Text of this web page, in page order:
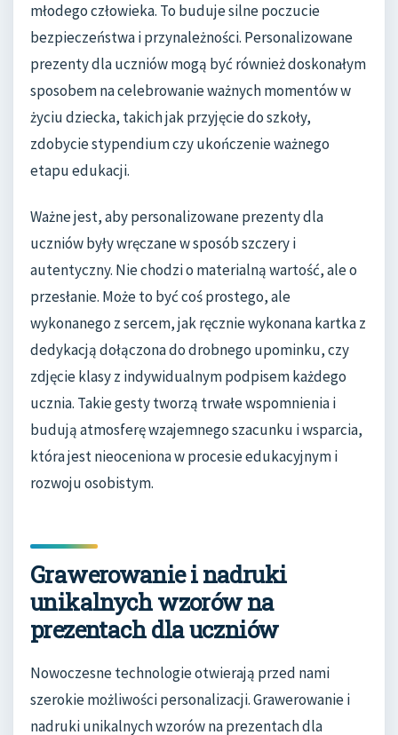
młodego człowieka. To buduje silne poczucie
bezpieczeństwa i przynależności. Personalizowane
prezenty dla uczniów mogą być również doskonałym
sposobem na celebrowanie ważnych momentów w
życiu dziecka, takich jak przyjęcie do szkoły,
zdobycie stypendium czy ukończenie ważnego
etapu edukacji.
Ważne jest, aby personalizowane prezenty dla
uczniów były wręczane w sposób szczery i
autentyczny. Nie chodzi o materialną wartość, ale o
przesłanie. Może to być coś prostego, ale
wykonanego z sercem, jak ręcznie wykonana kartka z
dedykacją dołączona do drobnego upominku, czy
zdjęcie klasy z indywidualnym podpisem każdego
ucznia. Takie gesty tworzą trwałe wspomnienia i
budują atmosferę wzajemnego szacunku i wsparcia,
która jest nieoceniona w procesie edukacyjnym i
rozwoju osobistym.
Grawerowanie i nadruki
unikalnych wzorów na
prezentach dla uczniów
Nowoczesne technologie otwierają przed nami
szerokie możliwości personalizacji. Grawerowanie i
nadruki unikalnych wzorów na prezentach dla